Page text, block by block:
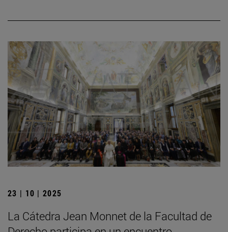
23 | 10 | 2025
La Cátedra Jean Monnet de la Facultad de